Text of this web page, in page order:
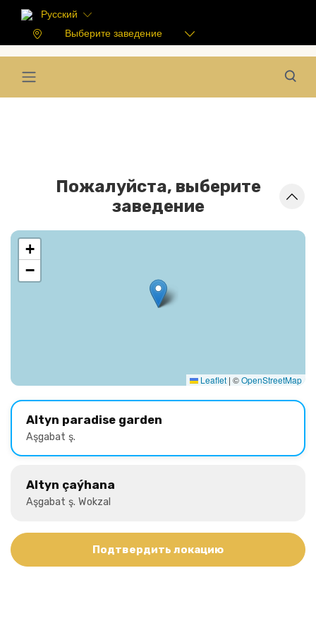
Русский
Выберите заведение
Пожалуйста, выберите
заведение
+
−
Leaflet | ©OpenStreetMap
Altyn paradise garden
Aşgabat ş.
Altyn çaýhana
Aşgabat ş. Wokzal
Подтвердить локацию